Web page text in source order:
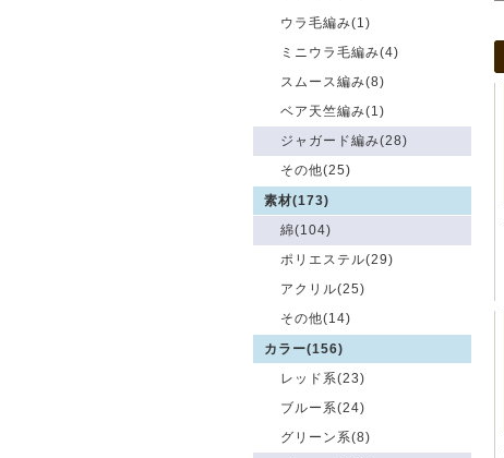
ウラ毛編み(1)
ミニウラ毛編み(4)
スムース編み(8)
ベア天竺編み(1)
ジャガード編み(28)
その他(25)
素材(173)
綿(104)
ポリエステル(29)
アクリル(25)
その他(14)
カラー(156)
レッド系(23)
ブルー系(24)
グリーン系(8)